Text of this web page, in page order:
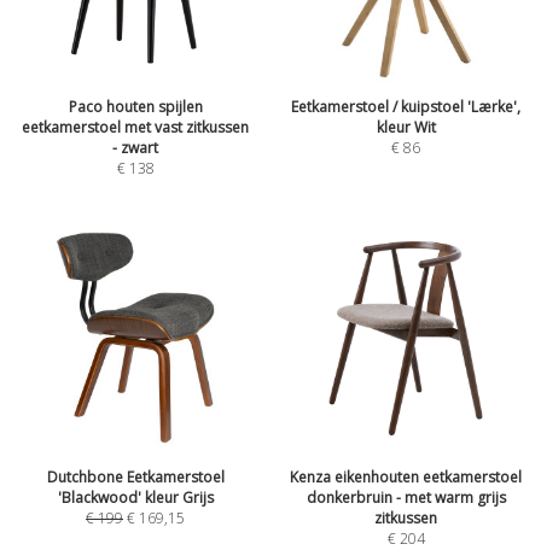
Paco houten spijlen
eetkamerstoel met vast zitkussen
- zwart
€ 138
Eetkamerstoel / kuipstoel 'Lærke',
kleur Wit
€86
Dutchbone Eetkamerstoel
'Blackwood' kleur Grijs
€199€ 169,15
Kenza eikenhouten eetkamerstoel
donkerbruin - met warm grijs
zitkussen
€204